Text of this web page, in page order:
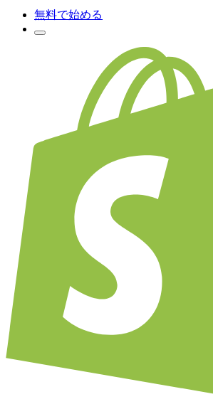
無料で始める